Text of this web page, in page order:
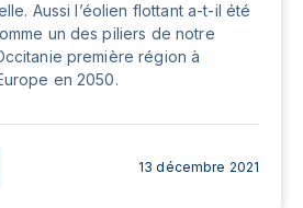
Aussi l’éolien flottant a-t-il été
un des piliers de notre
première région à
en 2050.
13 décembre 2021